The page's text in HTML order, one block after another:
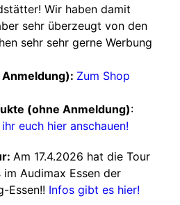
Wir haben damit
sehr überzeugt von den
sehr sehr gerne Werbung
Zum Shop
(ohne Anmeldung):
euch hier anschauen!
Am 17.4.2026 hat die Tour
Audimax Essen der
Essen!! Infos gibt es hier!